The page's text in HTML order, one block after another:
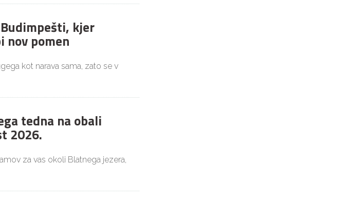
kjer
nov pomen
kot narava sama, zato se v
tedna na obali
2026.
za vas okoli Blatnega jezera,